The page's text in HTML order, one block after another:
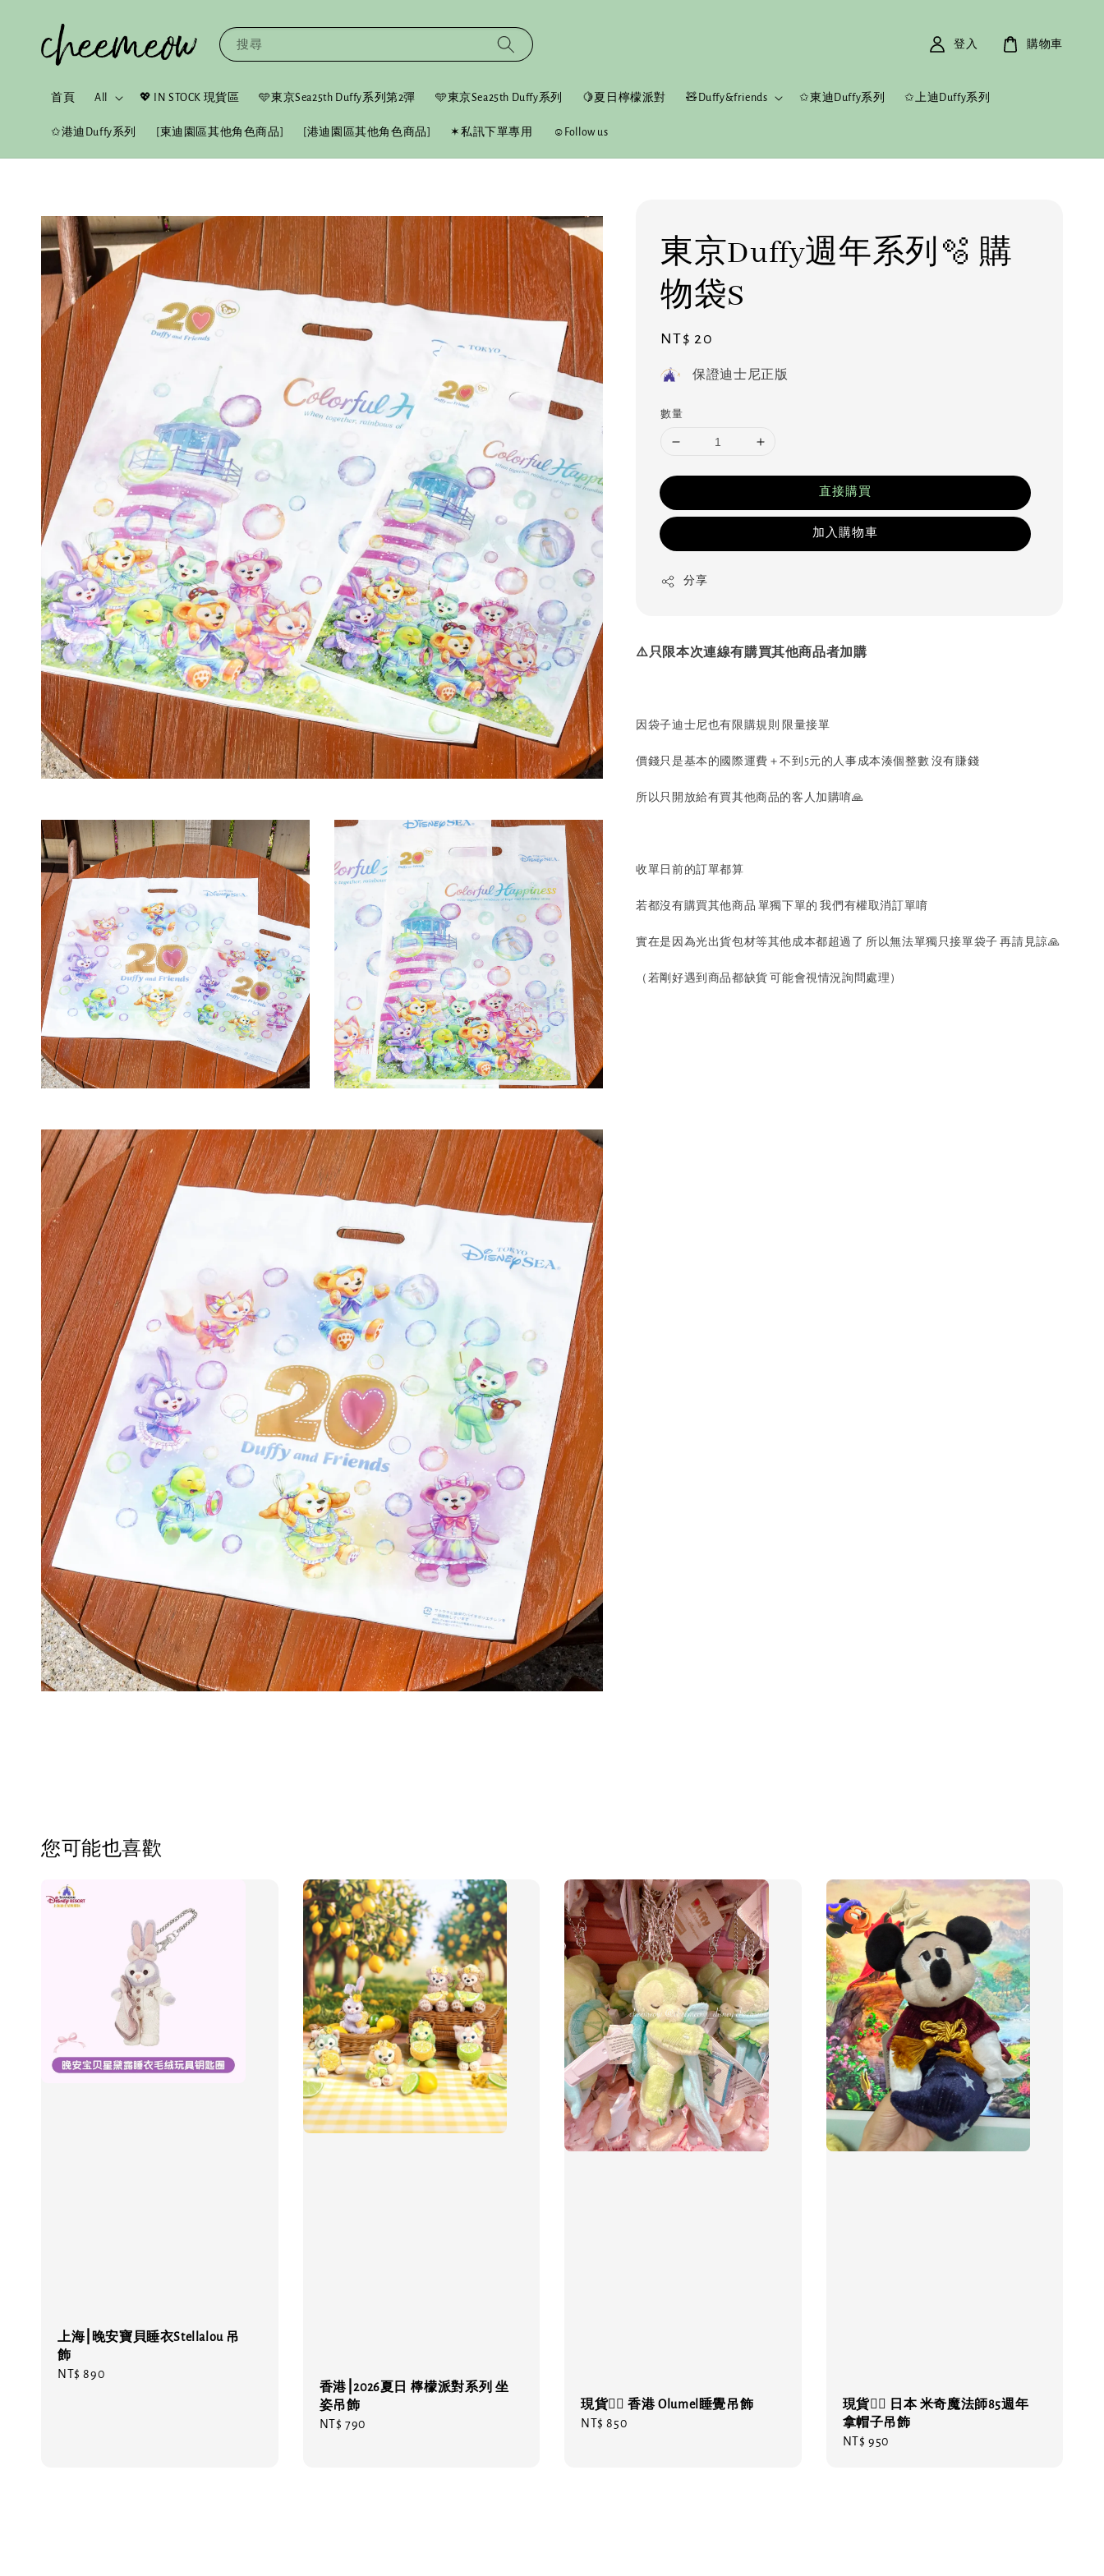
搜尋
首頁 All 💖 IN STOCK 現貨區 🩵東京Sea25th Duffy系列第2彈 🩵東京Sea25th Duffy系列 🍋夏日檸檬派對 🧸Duffy&friends ✩東迪Duffy系列 ✩上迪Duffy系列
✩港迪Duffy系列 [東迪園區其他角色商品] [港迪園區其他角色商品] ✶私訊下單專用 ☺︎Follow us
登入 購物車
東京Duffy週年系列🫧 購
物袋S
Regular
price
NT$ 20
保證迪士尼正版
數量
直接購買
加入購物車
分享
⚠️只限本次連線有購買其他商品者加購
因袋子迪士尼也有限購規則 限量接單
價錢只是基本的國際運費＋不到5元的人事成本湊個整數 沒有賺錢
所以只開放給有買其他商品的客人加購唷🙏
收單日前的訂單都算
若都沒有購買其他商品 單獨下單的 我們有權取消訂單唷
實在是因為光出貨包材等其他成本都超過了 所以無法單獨只接單袋子 再請見諒🙏
（若剛好遇到商品都缺貨 可能會視情況詢問處理）
您可能也喜歡
上海⎮晚安寶貝睡衣Stellalou 吊
飾
Regular
NT$ 890
香港⎮2026夏日 檸檬派對系列 坐
姿吊飾
Regular
NT$ 790
現貨❤️‍🔥 香港 Olumel睡覺吊飾
Regular
NT$ 850
現貨❤️‍🔥 日本 米奇魔法師85週年
拿帽子吊飾
Regular
NT$ 950